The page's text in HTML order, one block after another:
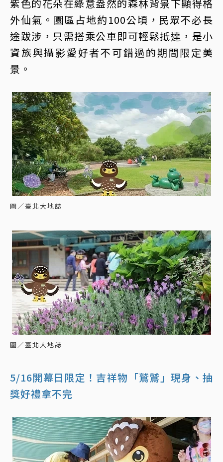
紫色的花朵在綠意盎然的森林背景下顯得格
外仙氣。園區占地約100公頃，民眾不必長
途跋涉，只需搭乘公車即可輕鬆抵達，是小
資族與攝影愛好者不可錯過的期間限定美
景。
圖／臺北大地誌
圖／臺北大地誌
5/16開幕日限定！吉祥物「鷲鷲」現身、抽
獎好禮拿不完